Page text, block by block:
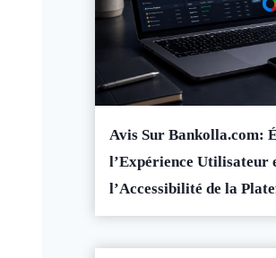
Avis Sur Bankolla.com:
l’Expérience Utilisateur
l’Accessibilité de la